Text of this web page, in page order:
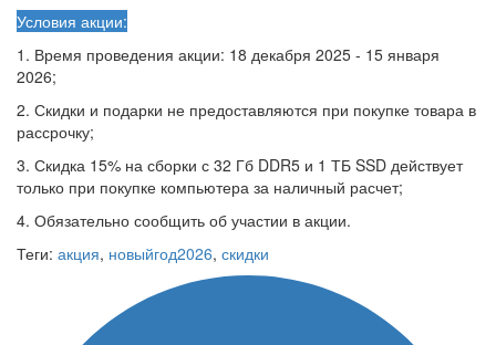
Условия акции:
1. Время проведения акции: 18 декабря 2025 - 15 января
2026;
2. Скидки и подарки не предоставляются при покупке товара в
рассрочку;
3. Скидка 15% на сборки с 32 Гб DDR5 и 1 ТБ SSD действует
только при покупке компьютера за наличный расчет;
4. Обязательно сообщить об участии в акции.
Теги: акция, новыйгод2026, скидки